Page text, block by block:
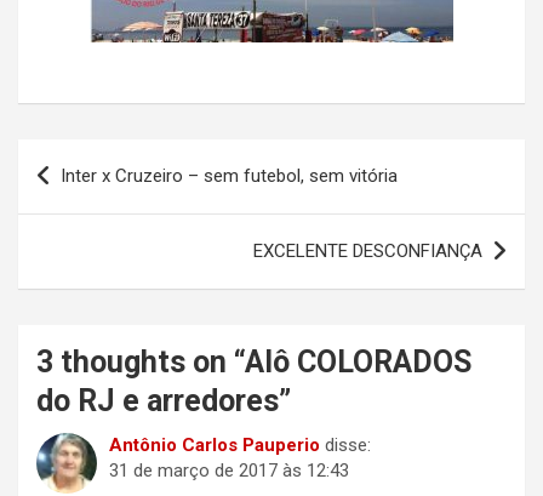
Navegação
de
Inter x Cruzeiro – sem futebol, sem vitória
EXCELENTE DESCONFIANÇA
3 thoughts on “Alô COLORADOS
do RJ e arredores”
Antônio Carlos Pauperio disse:
31 de março de 2017 às 12:43